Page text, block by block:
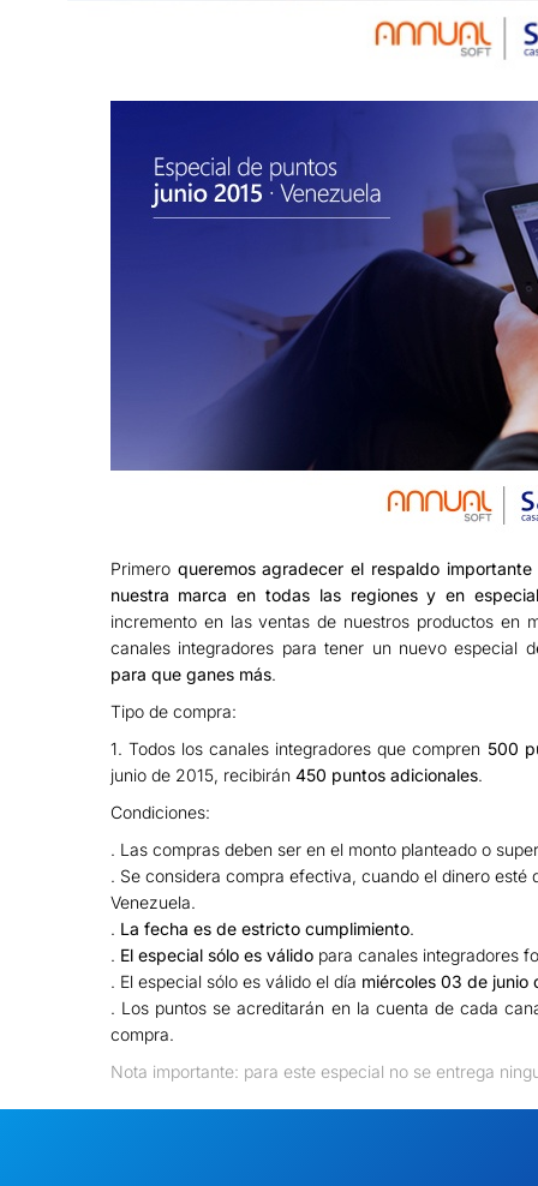
Primero queremos agradecer el respaldo
nuestra marca en todas las regiones y en
incremento en las ventas de nuestros productos en
canales integradores para tener un nuevo especial
para que ganes más.
Tipo de compra:
1. Todos los canales integradores que compren 500
junio de 2015, recibirán 450 puntos adicionales.
Condiciones:
. Las compras deben ser en el monto planteado o
. Se considera compra efectiva, cuando el dinero esté
Venezuela.
. La fecha es de estricto cumplimiento.
. El especial sólo es válidopara canales integradores
. El especial sólo es válido el día miércoles 03 de junio
. Los puntos se acreditarán en la cuenta de cada
compra.
Nota importante: para este especial no se entrega